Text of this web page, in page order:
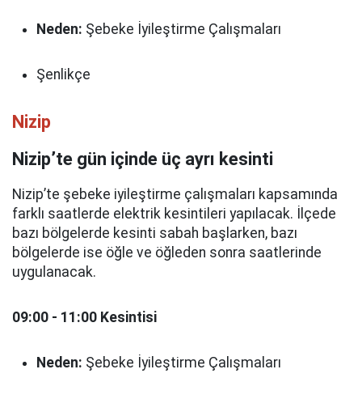
Neden: Şebeke İyileştirme Çalışmaları
Şenlikçe
Nizip
Nizip’te gün içinde üç ayrı kesinti
Nizip’te şebeke iyileştirme çalışmaları kapsamında
farklı saatlerde elektrik kesintileri yapılacak. İlçede
bazı bölgelerde kesinti sabah başlarken, bazı
bölgelerde ise öğle ve öğleden sonra saatlerinde
uygulanacak.
09:00 - 11:00 Kesintisi
Neden: Şebeke İyileştirme Çalışmaları